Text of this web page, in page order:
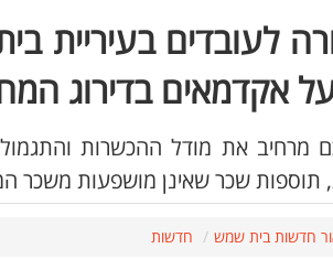
לעובדים בעיריית
אקדמאים בדירוג
מרחיב את מודל ההכשרות
תוספות שכר שאינן מושפעות משכר
חדשות בית שמש חדשות
קביעת ניגודיות